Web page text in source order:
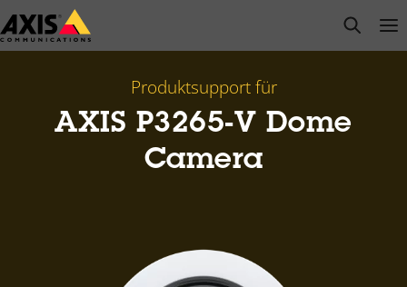
Zum
Hauptinhalt
open
Produktsupport für
AXIS P3265-V Dome
Camera